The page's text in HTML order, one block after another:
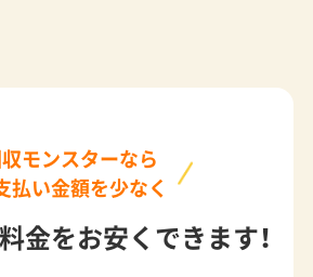
モンスターなら
払い金額を少なく
金をお安くできます！